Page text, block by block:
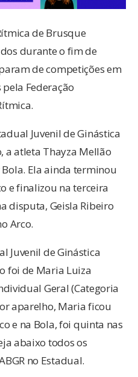
de Brusque
durante o fim de
de competições em
Federação
Juvenil de Ginástica
a atleta Thayza Mellão
Ela ainda terminou
e finalizou na terceira
disputa, Geisla Ribeiro
Arco.
Juvenil de Ginástica
foi de Maria Luiza
Geral (Categoria
aparelho, Maria ficou
e na Bola, foi quinta nas
abaixo todos os
no Estadual.